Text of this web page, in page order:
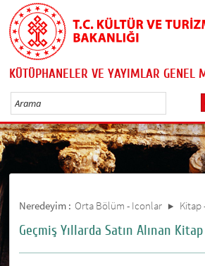
KÜTÜPHANELER VE YAYIMLAR GENEL
Neredeyim : Orta Bölüm - Iconlar Kitap
Geçmiş Yıllarda Satın Alınan